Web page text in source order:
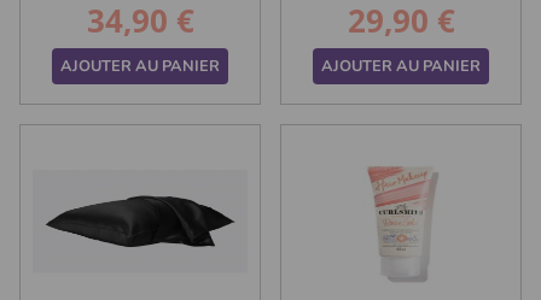
Prix
34,90 €
AJOUTER AU PANIER
Prix
29,90 €
AJOUTER AU PANIER